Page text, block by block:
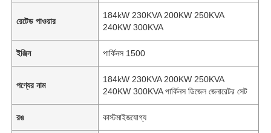
রেটেড পাওয়ার
184kW 230KVA 200KW 250KVA
240KW 300KVA
ইঞ্জিন পার্কিনস 1500
পণ্যের নাম
184kW 230KVA 200KW 250KVA
240KW 300KVA পার্কিনস ডিজেল জেনারেটর সেট
রঙ কাস্টমাইজযোগ্য